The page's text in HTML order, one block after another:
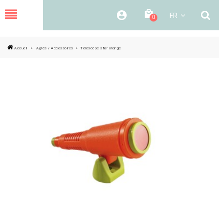
0 FR
Accueil > Agrès / Accessoires > Téléscope star orange